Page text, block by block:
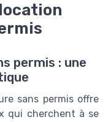
permis : une
sans permis offre
qui cherchent à se